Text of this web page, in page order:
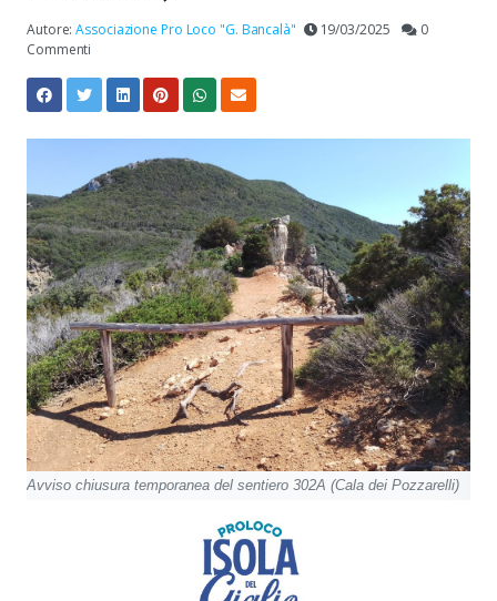
Autore:Associazione Pro Loco "G. Bancalà" 19/03/2025
0
Commenti
Avviso chiusura temporanea del sentiero 302A (Cala dei Pozzarelli)